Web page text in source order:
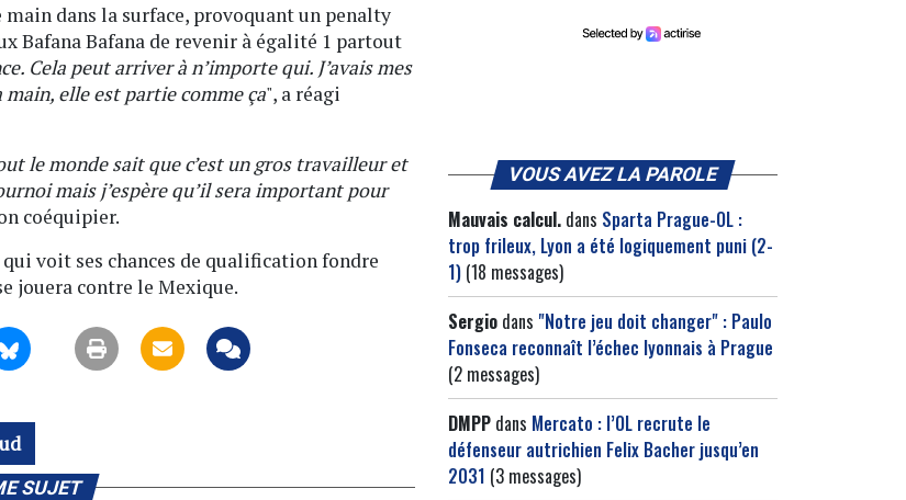
main dans la surface, provoquant un penalty
Bafana Bafana de revenir à égalité 1 partout
Cela peut arriver à n’importe qui. J’avais mes
elle est partie comme ça", a réagi
le monde sait que c’est un gros travailleur et
mais j’espère qu’il sera important pour
coéquipier.
voit ses chances de qualification fondre
jouera contre le Mexique.
SUJET
VOUS AVEZ LA PAROLE
Mauvais calcul. dans Sparta Prague-OL :
trop frileux, Lyon a été logiquement puni (2-
1) (18 messages)
Sergio dans "Notre jeu doit changer" : Paulo
Fonseca reconnaît l’échec lyonnais à Prague
(2 messages)
DMPP dans Mercato : l’OL recrute le
défenseur autrichien Felix Bacher jusqu’en
2031 (3 messages)